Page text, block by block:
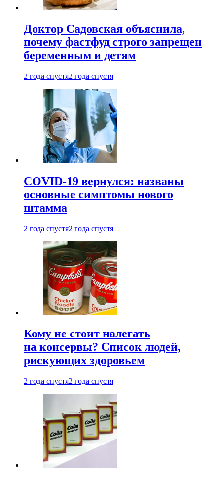
Доктор Садовская объяснила,
почему фастфуд строго запрещен
беременным и детям
2 года спустя2 года спустя
COVID-19 вернулся: названы
основные симптомы нового
штамма
2 года спустя2 года спустя
Кому не стоит налегать
на консервы? Список людей,
рискующих здоровьем
2 года спустя2 года спустя